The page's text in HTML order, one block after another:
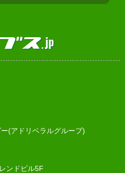
(アドリベラルグループ)
ンドビル5F